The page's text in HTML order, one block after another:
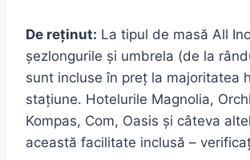
De reținut: La tipul de masă All
șezlongurile și umbrela (de la
sunt incluse în preț la majoritatea
stațiune. Hotelurile Magnolia,
Kompas, Com, Oasis și câteva
această facilitate inclusă –